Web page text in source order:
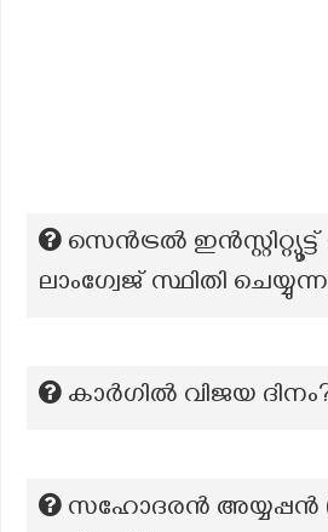
സെൻട്രൽ
ലാംഗ്വേജ് സ്ഥിതി
കാർഗിൽ വിജയ
സഹോദരൻ അയ്യപ്പൻ